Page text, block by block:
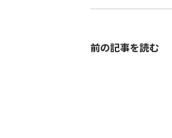
前の記事を読む